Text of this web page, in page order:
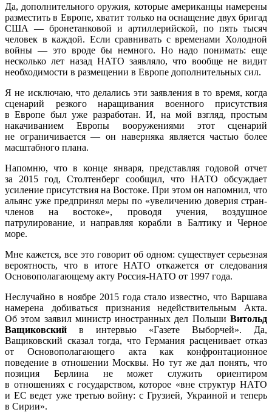
Да, дополнительного оружия, которые американцы намерены
разместить в Европе, хватит только на оснащение двух бригад
США — бронетанковой и артиллерийской, по пять тысяч
человек в каждой. Если сравнивать с временами Холодной
войны — это вроде бы немного. Но надо понимать: еще
несколько лет назад НАТО заявляло, что вообще не видит
необходимости в размещении в Европе дополнительных сил.
Я не исключаю, что делались эти заявления в то время, когда
сценарий резкого наращивания военного присутствия
в Европе был уже разработан. И, на мой взгляд, простым
накачиванием Европы вооружениями этот сценарий
не ограничивается — он наверняка является частью более
масштабного плана.
Напомню, что в конце января, представляя годовой отчет
за 2015 год, Столтенберг сообщил, что НАТО обсуждает
усиление присутствия на Востоке. При этом он напомнил, что
альянс уже предпринял меры по «увеличению доверия стран-
членов на востоке», проводя учения, воздушное
патрулирование, и направляя корабли в Балтику и Черное
море.
Мне кажется, все это говорит об одном: существует серьезная
вероятность, что в итоге НАТО откажется от следования
Основополагающему акту Россия-НАТО от 1997 года.
Неслучайно в ноябре 2015 года стало известно, что Варшава
намерена добиваться признания недействительным Акта.
Об этом заявил министр иностранных дел Польши Витольд
Ващиковский в интервью «Газете Выборчей». Да,
Ващиковский сказал тогда, что Германия расценивает отказ
от Основополагающего акта как конфронтационное
поведение в отношении Москвы. Но тут же дал понять, что
позиция Берлина не может служить ориентиром
в отношениях с государством, которое «вне структур НАТО
и ЕС ведет уже третью войну: с Грузией, Украиной и теперь
в Сирии».